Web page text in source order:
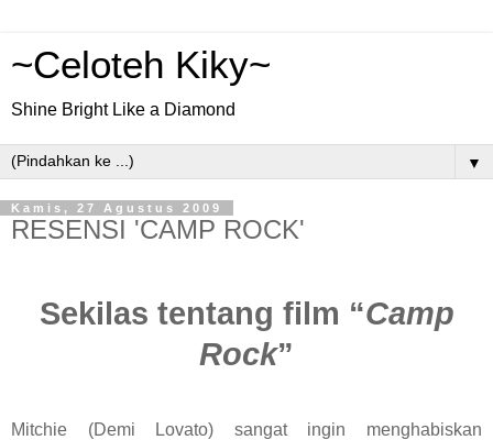
~Celoteh Kiky~
Shine Bright Like a Diamond
▼
Kamis, 27 Agustus 2009
RESENSI 'CAMP ROCK'
Sekilas tentang film “Camp
Rock”
Mitchie (Demi Lovato) sangat ingin menghabiskan